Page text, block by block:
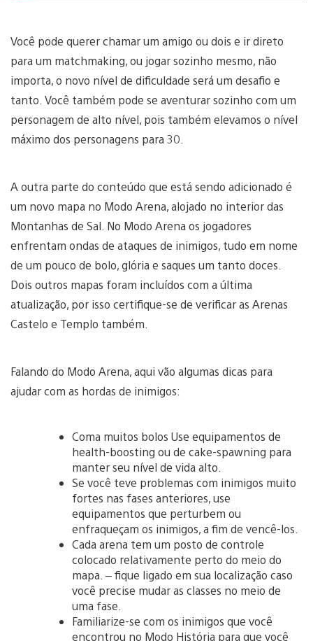
Você pode querer chamar um amigo ou dois e ir direto
para um matchmaking, ou jogar sozinho mesmo, não
importa, o novo nível de dificuldade será um desafio e
tanto. Você também pode se aventurar sozinho com um
personagem de alto nível, pois também elevamos o nível
máximo dos personagens para 30.
A outra parte do conteúdo que está sendo adicionado é
um novo mapa no Modo Arena, alojado no interior das
Montanhas de Sal. No Modo Arena os jogadores
enfrentam ondas de ataques de inimigos, tudo em nome
de um pouco de bolo, glória e saques um tanto doces.
Dois outros mapas foram incluídos com a última
atualização, por isso certifique-se de verificar as Arenas
Castelo e Templo também.
Falando do Modo Arena, aqui vão algumas dicas para
ajudar com as hordas de inimigos:
Coma muitos bolos Use equipamentos de
health-boosting ou de cake-spawning para
manter seu nível de vida alto.
Se você teve problemas com inimigos muito
fortes nas fases anteriores, use
equipamentos que perturbem ou
enfraqueçam os inimigos, a fim de vencê-los.
Cada arena tem um posto de controle
colocado relativamente perto do meio do
mapa. – fique ligado em sua localização caso
você precise mudar as classes no meio de
uma fase.
Familiarize-se com os inimigos que você
encontrou no Modo História para que você